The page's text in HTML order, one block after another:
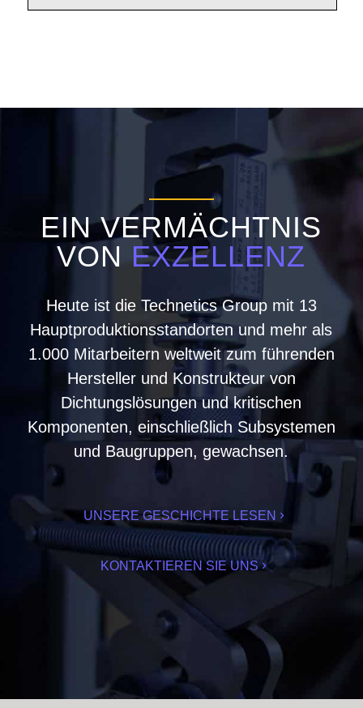
EIN VERMÄCHTNIS
VONEXZELLENZ
Heute ist die Technetics Group mit 13
Hauptproduktionsstandorten und mehr als
1.000 Mitarbeitern weltweit zum führenden
Hersteller und Konstrukteur von
Dichtungslösungen und kritischen
Komponenten, einschließlich Subsystemen
und Baugruppen, gewachsen.
UNSERE GESCHICHTE LESEN
KONTAKTIEREN SIE UNS